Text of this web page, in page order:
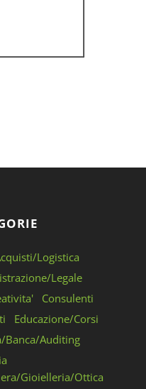
Logistica
Legale
Consulenti
Educazione/Corsi
Banca/Auditing
Gioielleria/Ottica